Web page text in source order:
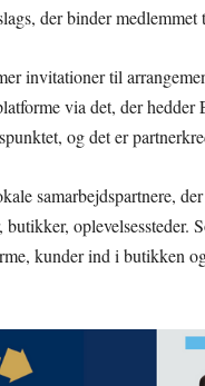
der binder
invitationer til
via det, der hedder
og det er
samarbejdspartnere,
butikker,
kunder ind i butikken